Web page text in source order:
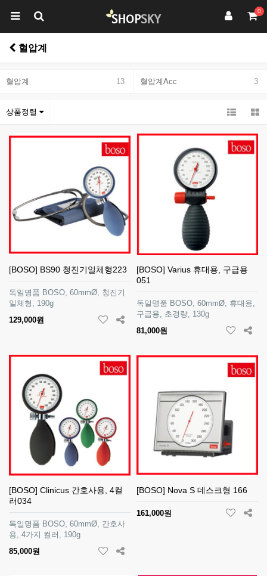
0
혈압계
혈압계 13 혈압계Acc 3
상품정렬
[BOSO] BS90 청진기일체형223
독일명품 BOSO, 60mmØ, 청진기
일체형, 190g
129,000원
[BOSO] Varius 휴대용, 구급용
051
독일명품 BOSO, 60mmØ, 휴대용,
구급용, 초경량, 130g
81,000원
[BOSO] Clinicus 간호사용, 4컬
러034
독일명품 BOSO, 60mmØ, 간호사
용, 4가지 컬러, 190g
85,000원
[BOSO] Nova S 데스크형 166
161,000원